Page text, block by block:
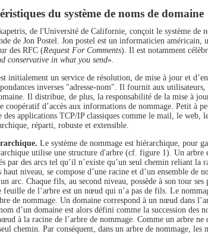
du système de noms de domaine
de l'Université de Californie, conçoit le système
de Jon Postel. Jon postel est un informaticien
des RFC (Request For Comments). Il est notamment
conservative in what you send».
initialement un service de résolution, de mise à jour et
inverses "adresse-nom". Il fournit aux
Il distribue, de plus, la responsabilité de la mise à
coopératif d’accès aux informations de nommage. Petit à
des applications TCP/IP classiques comme le mail, le web,
réparti, robuste et extensible.
Le système de nommage est hiérarchique, pour
utilise une structure d'arbre (cf. figure 1). Un arbre
par des arcs tel qu’il n’existe qu’un seul chemin reliant la
haut niveau, se compose d’une racine et d’un ensemble
arc. Chaque fils, au second niveau, possède à son tour
feuille de l’arbre est un nœud qui n’a pas de fils. Le
de nommage. Un domaine correspond à un nœud dans
d’un domaine est alors défini comme la succession des
à la racine de l’arbre de nommage. Comme un arbre
chemin. Par conséquent, dans un arbre de nommage, les